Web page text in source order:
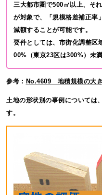
三大都市圏で500㎡以上、そ
が対象で、「規模格差補正率
減額することが可能です。
要件としては、市街化調整区
00%（東京23区は300%）未
参考： No.4609 地積規模の大
土地の形状別の事例については
す。